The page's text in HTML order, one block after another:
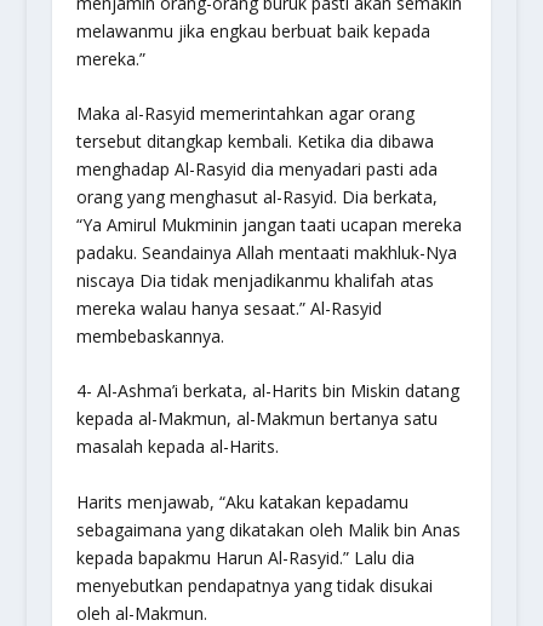
melawanmu jika engkau berbuat baik kepada
mereka.”
Maka al-Rasyid memerintahkan agar orang
tersebut ditangkap kembali. Ketika dia dibawa
menghadap Al-Rasyid dia menyadari pasti ada
orang yang menghasut al-Rasyid. Dia berkata,
“Ya Amirul Mukminin jangan taati ucapan mereka
padaku. Seandainya Allah mentaati makhluk-Nya
niscaya Dia tidak menjadikanmu khalifah atas
mereka walau hanya sesaat.” Al-Rasyid
membebaskannya.
4- Al-Ashma’i berkata, al-Harits bin Miskin datang
kepada al-Makmun, al-Makmun bertanya satu
masalah kepada al-Harits.
Harits menjawab, “Aku katakan kepadamu
sebagaimana yang dikatakan oleh Malik bin Anas
kepada bapakmu Harun Al-Rasyid.” Lalu dia
menyebutkan pendapatnya yang tidak disukai
oleh al-Makmun.